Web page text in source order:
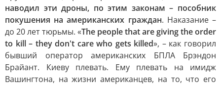
наводил эти дроны, по этим законам – пособник
покушения на американских граждан. Наказание –
до 20 лет тюрьмы. «The people that are giving the order
to kill – they don't care who gets killed», – как говорил
бывший оператор американских БПЛА Брэндон
Брайант. Киеву плевать. Ему плевать на имидж
Вашингтона, на жизни американцев, на то, что его